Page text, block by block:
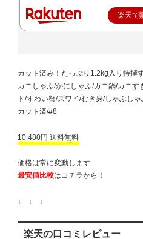
楽天で
カット済み！たっぷり1.2kg入り特撰
カニしゃぶ/かにしゃぶ/カニ鍋/カニ
ト/ずわい蟹/ズワイ/むき身/しゃぶし
カット済/#8
10,480円 送料無料
価格は常に変動します
最安値比較はコチラから！
↓ ↓ ↓
楽天の口コミレビュー